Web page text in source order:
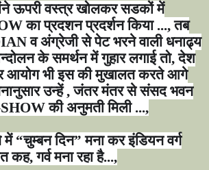
ऊपरी वस्त्र खोलकर सडकों में
का प्रदशन प्रदर्शन किया ...,तब
व अंग्रेजी से पेट भरने वाली धनाढ्य
के समर्थन में गुहार लगाई तो,देश
आयोग भी इस की मुखालत करते आगे
उन्हें,जंतर मंतर से संसद भवन
की अनुमती मिली ...,
में “चुम्बन दिन”मना कर इंडियन वर्ग
कह,गर्व मना रहा है...,